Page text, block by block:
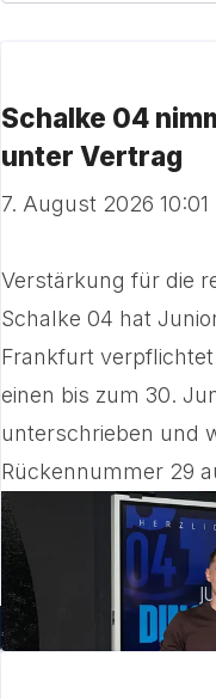
Schalke 04
unter Vertrag
7. August 2026 10:01
Verstärkung für die
Schalke 04 hat
Frankfurt
einen bis zum 30.
unterschrieben und
Rückennummer 29